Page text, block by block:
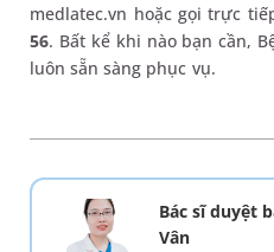
medlatec.vn hoặc gọi trực
56. Bất kể khi nào bạn cần,
luôn sẵn sàng phục vụ.
Bác sĩ duyệt
Vân